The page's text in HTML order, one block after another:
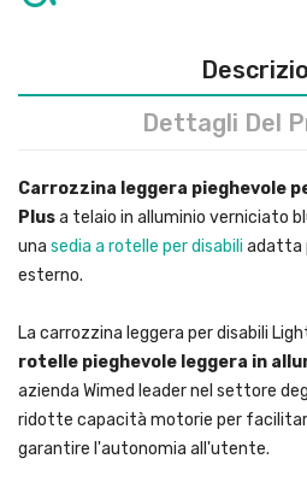
Dettagli Del
Carrozzina leggera pieghevole
Plusa telaio in alluminio verniciato
una sedia a rotelle per disabili adatta
esterno.
La carrozzina leggera per disabili
rotelle pieghevole leggera in
azienda Wimed leader nel settore
ridotte capacità motorie per
garantire l'autonomia all'utente.